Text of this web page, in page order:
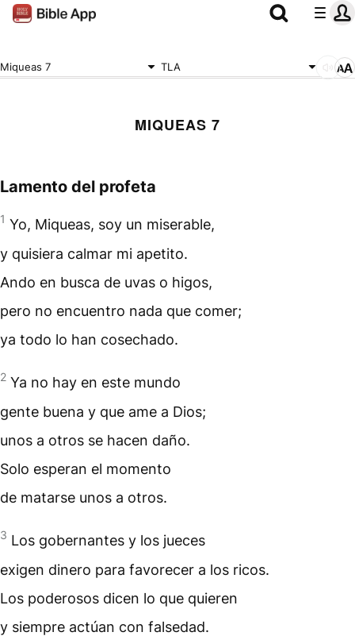
Miqueas 7 TLA
MIQUEAS 7
Lamento del profeta
1 Yo, Miqueas, soy un miserable,
y quisiera calmar mi apetito.
Ando en busca de uvas o higos,
pero no encuentro nada que comer;
ya todo lo han cosechado.
2 Ya no hay en este mundo
gente buena y que ame a Dios;
unos a otros se hacen daño.
Solo esperan el momento
de matarse unos a otros.
3 Los gobernantes y los jueces
exigen dinero para favorecer a los ricos.
Los poderosos dicen lo que quieren
y siempre actúan con falsedad.